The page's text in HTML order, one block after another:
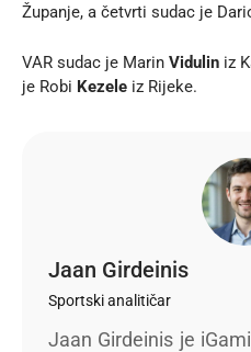
Županje, a četvrti sudac je
VAR sudac je Marin Vidulin iz
je Robi Kezele iz Rijeke.
Jaan Girdeinis
Sportski analitičar
Jaan Girdeinis je